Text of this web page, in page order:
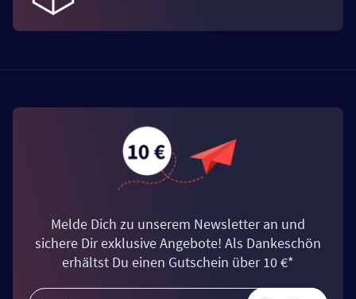
Melde Dich zu unserem Newsletter an und
sichere Dir exklusive Angebote! Als Dankeschön
erhältst Du einen Gutschein über 10 €*